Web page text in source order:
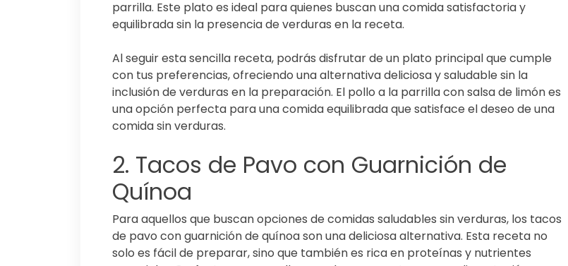
parrilla. Este plato es ideal para quienes buscan una comida satisfactoria y
equilibrada sin la presencia de verduras en la receta.
Al seguir esta sencilla receta, podrás disfrutar de un plato principal que cumple
con tus preferencias, ofreciendo una alternativa deliciosa y saludable sin la
inclusión de verduras en la preparación. El pollo a la parrilla con salsa de limón es
una opción perfecta para una comida equilibrada que satisface el deseo de una
comida sin verduras.
2. Tacos de Pavo con Guarnición de
Quínoa
Para aquellos que buscan opciones de comidas saludables sin verduras, los tacos
de pavo con guarnición de quínoa son una deliciosa alternativa. Esta receta no
solo es fácil de preparar, sino que también es rica en proteínas y nutrientes